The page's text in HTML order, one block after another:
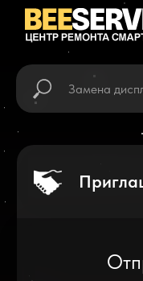
Приглашаем к